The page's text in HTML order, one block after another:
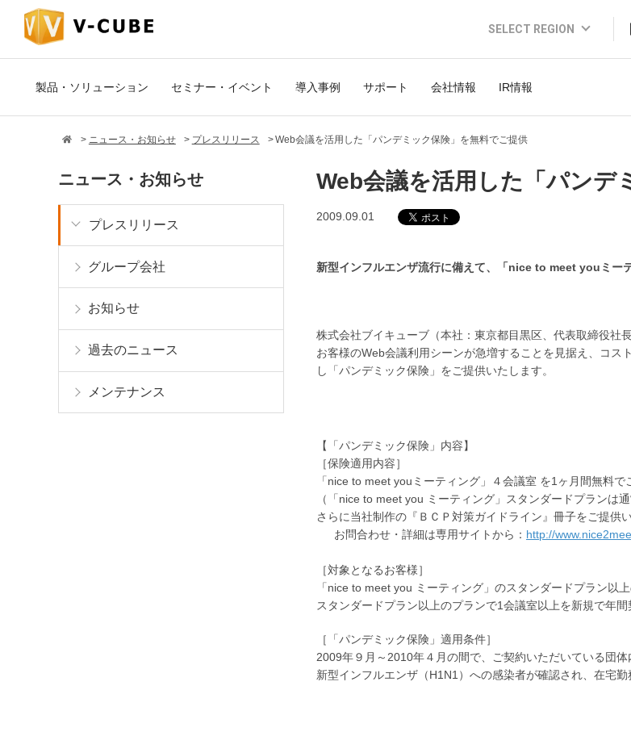
SELECT REGION
Global Website (English)
JAPAN (日本語)
INDONESIA (Bahasa)
製品・ソリューション セミナー・イベント 導入事例 サポート 会社情報 IR情報
ニュース・お知らせ プレスリリース Web会議を活用した「パンデミック保険」を無料でご提供
Web会議を活用した「パンデ
2009.09.01
新型インフルエンザ流行に備えて、「nice to meet youミー
株式会社ブイキューブ（本社：東京都目黒区、代表取締役
お客様のWeb会議利用シーンが急増することを見据え、コス
し「パンデミック保険」をご提供いたします。
【「パンデミック保険」内容】
［保険適用内容］
「nice to meet youミーティング」４会議室 を1ヶ月間無料で
（「nice to meet you ミーティング」スタンダードプランは
さらに当社制作の『ＢＣＰ対策ガイドライン』冊子をご提供い
お問合わせ・詳細は専用サイトから： http://
［対象となるお客様］
「nice to meet you ミーティング」のスタンダードプラン以
スタンダードプラン以上のプランで1会議室以上を新規で年間
［「パンデミック保険」適用条件］
2009年９月～2010年４月の間で、ご契約いただいている団体
新型インフルエンザ（H1N1）への感染者が確認され、在宅勤
ニュース・お知らせ
プレスリリース
グループ会社
お知らせ
過去のニュース
メンテナンス